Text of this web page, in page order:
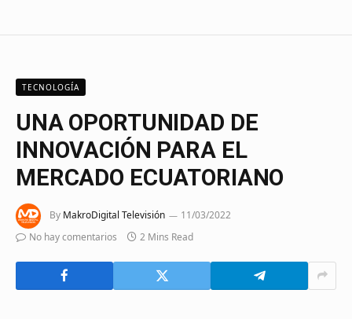
TECNOLOGÍA
UNA OPORTUNIDAD DE
INNOVACIÓN PARA EL
MERCADO ECUATORIANO
By MakroDigital Televisión
11/03/2022
No hay comentarios
2 Mins Read